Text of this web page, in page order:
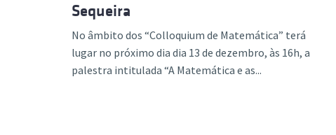
Sequeira
No âmbito dos “Colloquium de Matemática” terá
lugar no próximo dia dia 13 de dezembro, às 16h, a
palestra intitulada “A Matemática e as...